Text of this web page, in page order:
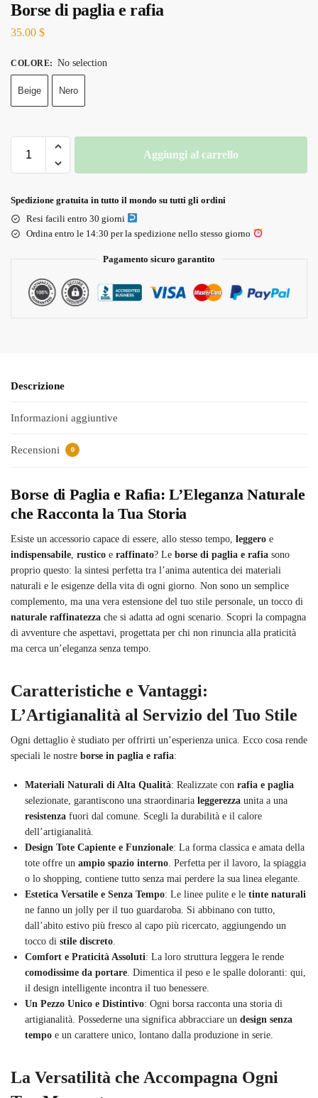
Borse di paglia e rafia
35.00 $
COLORE: No selection
Beige Nero
Aggiungi al carrello
Spedizione gratuita in tutto il mondo su tutti gli ordini
Resi facili entro 30 giorni
Ordina entro le 14:30 per la spedizione nello stesso giorno
Pagamento sicuro garantito
Descrizione
Informazioni aggiuntive
Recensioni 0
Borse di Paglia e Rafia: L’Eleganza Naturale
che Racconta la Tua Storia
Esiste un accessorio capace di essere, allo stesso tempo, leggero e
indispensabile rustico e raffinato? Le borse di paglia e rafia sono
proprio questo: la sintesi perfetta tra l’anima autentica dei materiali
naturali e le esigenze della vita di ogni giorno. Non sono un semplice
complemento, ma una vera estensione del tuo stile personale, un tocco di
naturale raffinatezza che si adatta ad ogni scenario. Scopri la compagna
di avventure che aspettavi, progettata per chi non rinuncia alla praticità
ma cerca un’eleganza senza tempo.
Caratteristiche e Vantaggi:
L’Artigianalità al Servizio del Tuo Stile
Ogni dettaglio è studiato per offrirti un’esperienza unica. Ecco cosa rende
speciali le nostre borse in paglia e rafia:
Materiali Naturali di Alta Qualità: Realizzate con rafia e paglia
selezionate, garantiscono una straordinaria leggerezza unita a una
resistenza fuori dal comune. Scegli la durabilità e il calore
dell’artigianalità.
Design Tote Capiente e Funzionale: La forma classica e amata della
tote offre un ampio spazio interno. Perfetta per il lavoro, la spiaggia
o lo shopping, contiene tutto senza mai perdere la sua linea elegante.
Estetica Versatile e Senza Tempo: Le linee pulite e le tinte naturali
ne fanno un jolly per il tuo guardaroba. Si abbinano con tutto,
dall’abito estivo più fresco al capo più ricercato, aggiungendo un
tocco di stile discreto.
Comfort e Praticità Assoluti: La loro struttura leggera le rende
comodissime da portare. Dimentica il peso e le spalle doloranti: qui,
il design intelligente incontra il tuo benessere.
Un Pezzo Unico e Distintivo: Ogni borsa racconta una storia di
artigianalità. Possederne una significa abbracciare un design senza
tempo e un carattere unico, lontano dalla produzione in serie.
La Versatilità che Accompagna Ogni